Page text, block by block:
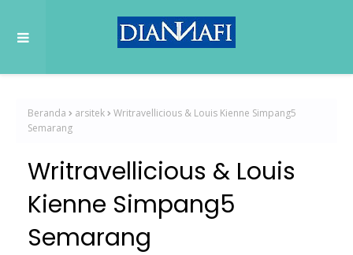
Beranda arsitek
Writravellicious & Louis Kienne Simpang5
Semarang
Writravellicious & Louis
Kienne Simpang5
Semarang